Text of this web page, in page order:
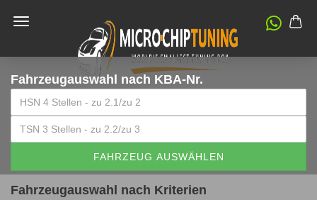
Fahrzeugauswahl nach KBA-Nr.
FAHRZEUG AUSWÄHLEN
Fahrzeugauswahl nach Kriterien